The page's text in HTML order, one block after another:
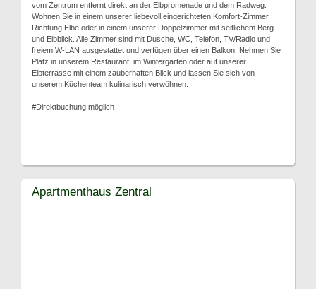
vom Zentrum entfernt direkt an der Elbpromenade und dem Radweg.
Wohnen Sie in einem unserer liebevoll eingerichteten Komfort-Zimmer
Richtung Elbe oder in einem unserer Doppelzimmer mit seitlichem Berg-
und Elbblick. Alle Zimmer sind mit Dusche, WC, Telefon, TV/Radio und
freiem W-LAN ausgestattet und verfügen über einen Balkon. Nehmen Sie
Platz in unserem Restaurant, im Wintergarten oder auf unserer
Elbterrasse mit einem zauberhaften Blick und lassen Sie sich von
unserem Küchenteam kulinarisch verwöhnen.
#Direktbuchung möglich
Apartmenthaus Zentral